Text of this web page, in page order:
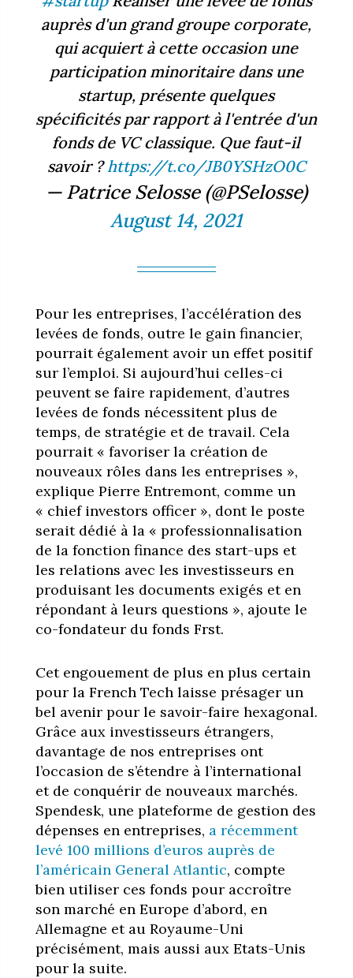
auprès d'un grand groupe corporate,
qui acquiert à cette occasion une
participation minoritaire dans une
startup, présente quelques
spécificités par rapport à l'entrée d'un
fonds de VC classique. Que faut-il
savoir ?https://t.co/JB0YSHzO0C
— Patrice Selosse (@PSelosse)
August 14, 2021
Pour les entreprises, l’accélération des
levées de fonds, outre le gain financier,
pourrait également avoir un effet positif
sur l’emploi. Si aujourd’hui celles-ci
peuvent se faire rapidement, d’autres
levées de fonds nécessitent plus de
temps, de stratégie et de travail. Cela
pourrait « favoriser la création de
nouveaux rôles dans les entreprises »,
explique Pierre Entremont, comme un
« chief investors officer », dont le poste
serait dédié à la « professionnalisation
de la fonction finance des start-ups et
les relations avec les investisseurs en
produisant les documents exigés et en
répondant à leurs questions », ajoute le
co-fondateur du fonds Frst.
Cet engouement de plus en plus certain
pour la French Tech laisse présager un
bel avenir pour le savoir-faire hexagonal.
Grâce aux investisseurs étrangers,
davantage de nos entreprises ont
l’occasion de s’étendre à l’international
et de conquérir de nouveaux marchés.
Spendesk, une plateforme de gestion des
dépenses en entreprises, a récemment
levé 100 millions d’euros auprès de
l’américain General Atlantic, compte
bien utiliser ces fonds pour accroître
son marché en Europe d’abord, en
Allemagne et au Royaume-Uni
précisément, mais aussi aux Etats-Unis
pour la suite.